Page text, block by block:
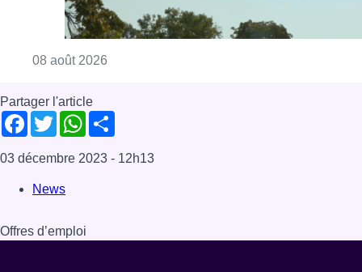
08 août 2026
Partager l'article
Facebook
TwitterWhatsApp
03 décembre 2023 - 12h13
News
Offres d’emploi